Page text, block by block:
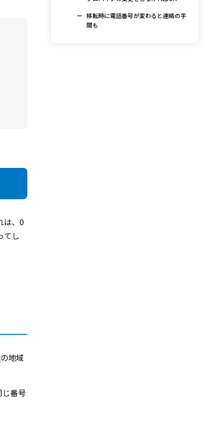
は、0
てし
地域
じ番号
移転時に電話番号が変わると連絡の手
間も